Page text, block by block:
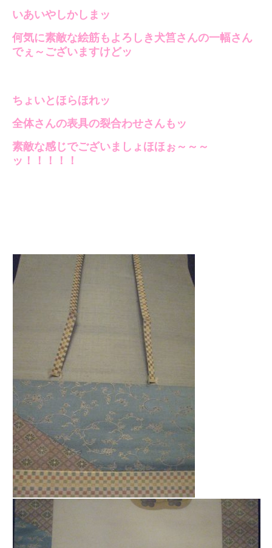
いあいやしかしまッ
何気に素敵な絵筋もよろしき犬筥さんの一幅さん
でぇ～ございますけどッ
ちょいとほらほれッ
全体さんの表具の裂合わせさんもッ
素敵な感じでございましょほほぉ～～～
ッ！！！！！